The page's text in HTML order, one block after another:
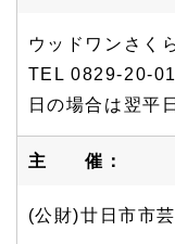
ウッドワンさく
TEL 0829-20-
日の場合は翌平
主 催：
(公財)廿日市市